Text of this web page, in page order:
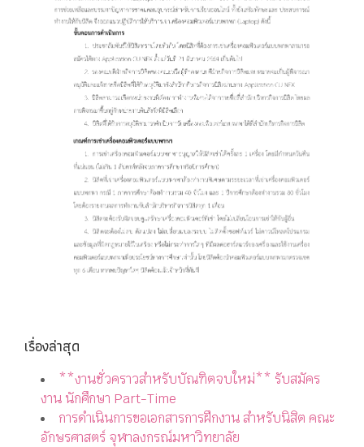
เรื่องล่าสุด
**งานชั่วคราวสำหรับบัณฑิตจบใหม่** รับสมัคร
งาน นักศึกษา Part-Time
การดำเนินการขอเอกสารการฝึกงาน สำหรับนิสิต คณะ
อักษรศาสตร์ จุฬาลงกรณ์มหาวิทยาลัย